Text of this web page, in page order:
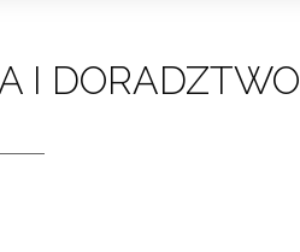
I DORADZTWO